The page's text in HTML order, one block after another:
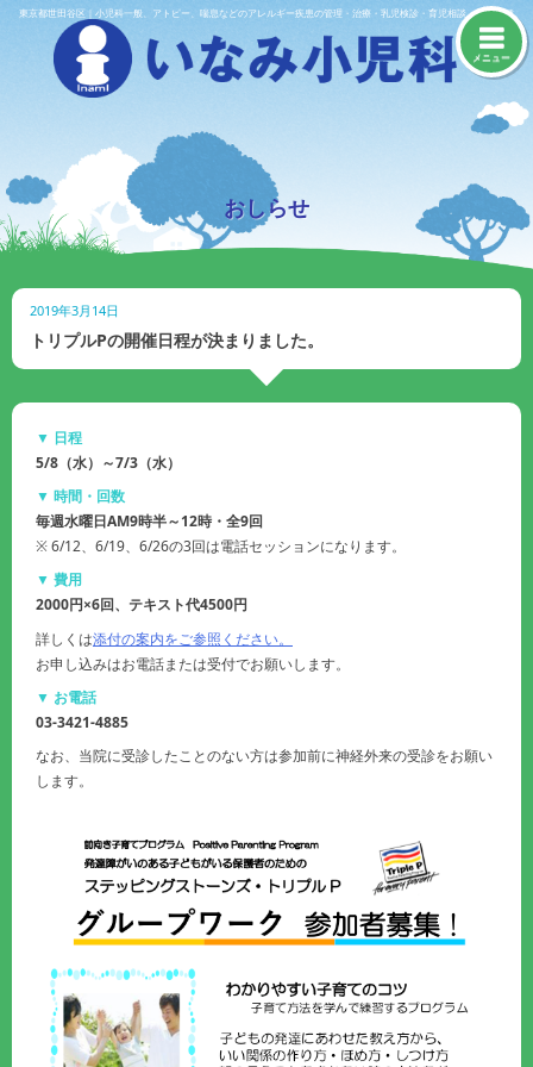
Skip東京都世田谷区｜小児科一般、アトピー、喘息などのアレルギー疾患の管理・治療・乳児検診・育児相談・予防接種
メニュー
おしらせ
2019年3月14日
トリプルPの開催日程が決まりました。
▼ 日程
5/8（水）～7/3（水）
▼ 時間・回数
毎週水曜日AM9時半～12時・全9回
※ 6/12、6/19、6/26の3回は電話セッションになります。
▼ 費用
2000円×6回、テキスト代4500円
詳しくは添付の案内をご参照ください。
お申し込みはお電話または受付でお願いします。
▼ お電話
03-3421-4885
なお、当院に受診したことのない方は参加前に神経外来の受診をお願い
します。